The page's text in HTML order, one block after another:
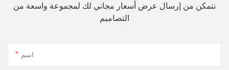
نتمكن من إرسال عرض أسعار مجاني لك لمجموعة واسعة من
التصاميم
اسم